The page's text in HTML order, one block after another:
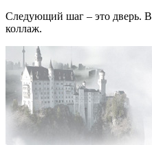
Следующий шаг – это дверь.
коллаж.